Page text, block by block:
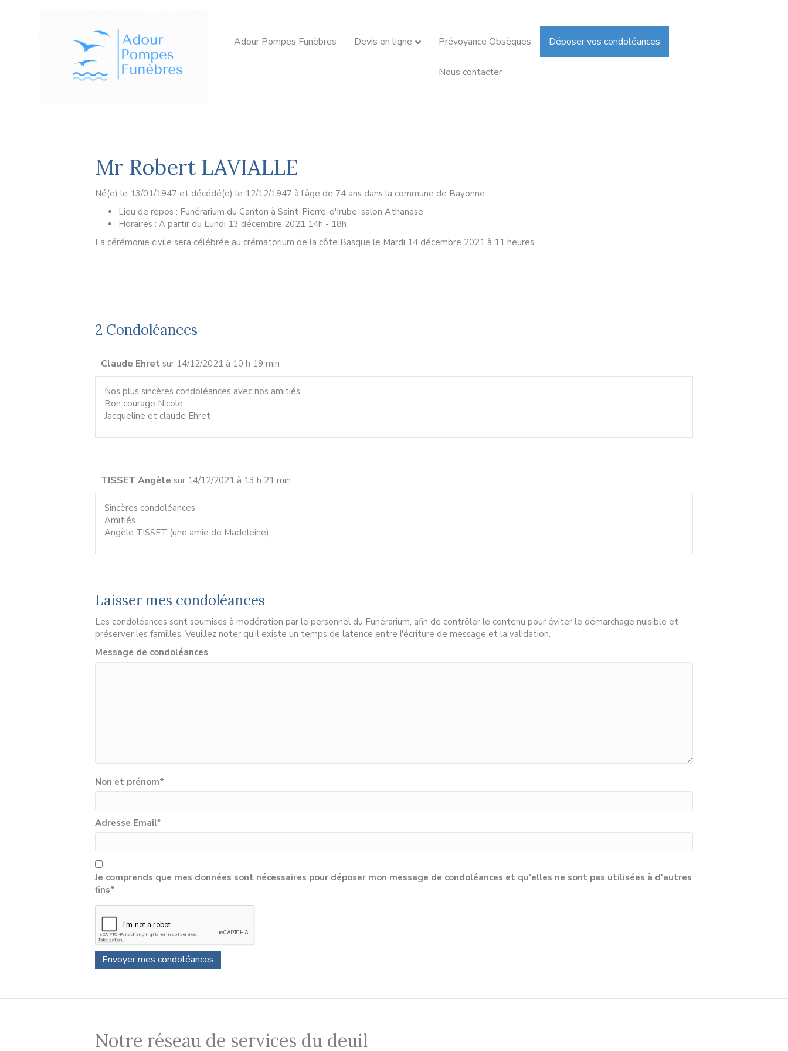
Adour Pompes Funèbres Devis en ligne Prévoyance Obsèques Déposer vos condoléances
Nous contacter
Mr Robert LAVIALLE
Né(e) le 13/01/1947 et décédé(e) le 12/12/1947 à l'âge de 74 ans dans la commune de Bayonne.
Lieu de repos : Funérarium du Canton à Saint-Pierre-d'Irube, salon Athanase
Horaires : A partir du Lundi 13 décembre 2021 14h - 18h
La cérémonie civile sera célébrée au crématorium de la côte Basque le Mardi 14 décembre 2021 à 11 heures.
2 Condoléances
Claude Ehret sur 14/12/2021 à 10 h 19 min
Nos plus sincères condoléances avec nos amitiés.
Bon courage Nicole.
Jacqueline et claude Ehret
TISSET Angèle sur 14/12/2021 à 13 h 21 min
Sincères condoléances
Amitiés
Angèle TISSET (une amie de Madeleine)
Laisser mes condoléances
Les condoléances sont soumises à modération par le personnel du Funérarium, afin de contrôler le contenu pour éviter le démarchage nuisible et
préserver les familles. Veuillez noter qu'il existe un temps de latence entre l'écriture de message et la validation.
Message de condoléances
Non et prénom*
Adresse Email*
Je comprends que mes données sont nécessaires pour déposer mon message de condoléances et qu'elles ne sont pas utilisées à d'autres
fins*
Notre réseau de services du deuil